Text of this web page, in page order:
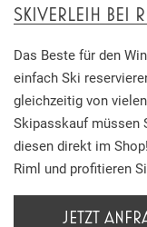
SKIVERLEIH BEI
Das Beste für den
einfach Ski
gleichzeitig von
Skipasskauf müssen
diesen direkt im
Riml und profitieren
JETZT